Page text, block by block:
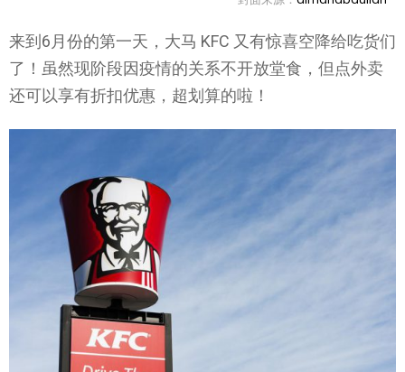
来到6月份的第一天，大马 KFC 又有惊喜空降给吃货们
了！虽然现阶段因疫情的关系不开放堂食，但点外卖
还可以享有折扣优惠，超划算的啦！